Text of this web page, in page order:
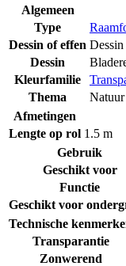
Algemeen
Type
Dessin of effen Dessin
Dessin
Kleurfamilie
Thema
Natuur
Afmetingen
Lengte op rol 1.5 m
Gebruik
Geschikt voor
Functie
Geschikt voor
Technische
Transparantie
Zonwerend